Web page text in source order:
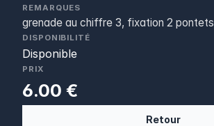
REMARQUES
grenade au chiffre 3, fixation 2 pontets
DISPONIBILITÉ
Disponible
PRIX
6.00 €
Retour